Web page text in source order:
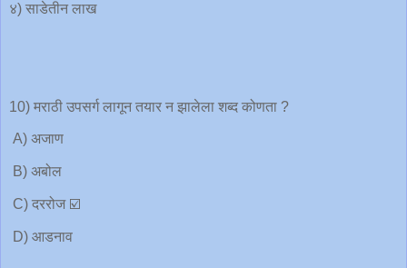
४) साडेतीन लाख
10) मराठी उपसर्ग लागून तयार न झालेला शब्द कोणता ?
A) अजाण
B) अबोल
C) दररोज ☑️
D) आडनाव